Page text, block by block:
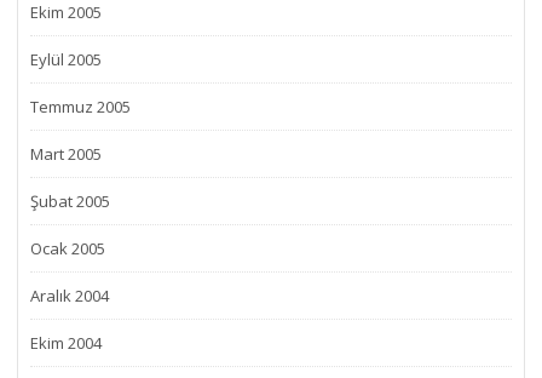
Ekim 2005
Eylül 2005
Temmuz 2005
Mart 2005
Şubat 2005
Ocak 2005
Aralık 2004
Ekim 2004